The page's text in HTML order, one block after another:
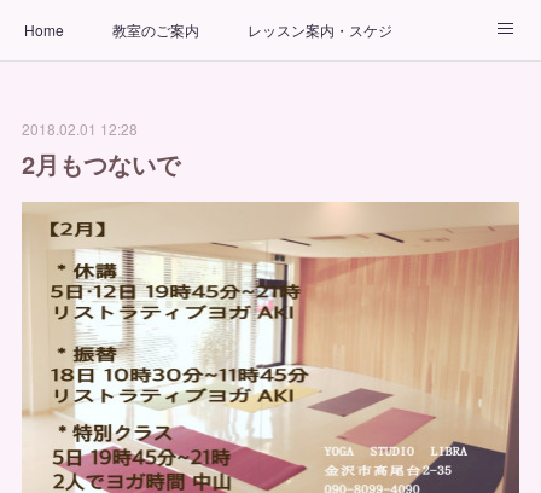
Home 教室のご案内 レッスン案内・スケジュール
2018.02.01 12:28
2月もつないで